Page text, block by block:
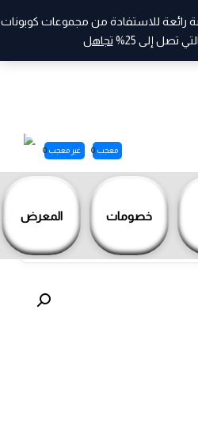
خصومات المعرض
معجب 0 غير معجب 0
رائعة للاستفادة من مجموعات كوبونات
تصل إلى 25%
تجاهل
جميع المنتجات -Aci